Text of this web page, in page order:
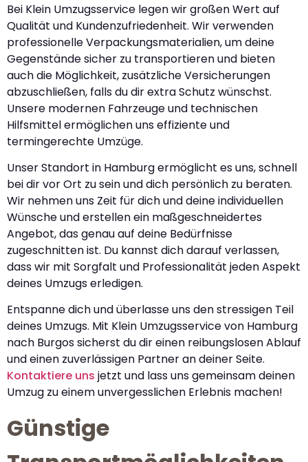
Bei Klein Umzugsservice legen wir großen Wert auf
Qualität und Kundenzufriedenheit. Wir verwenden
professionelle Verpackungsmaterialien, um deine
Gegenstände sicher zu transportieren und bieten
auch die Möglichkeit, zusätzliche Versicherungen
abzuschließen, falls du dir extra Schutz wünschst.
Unsere modernen Fahrzeuge und technischen
Hilfsmittel ermöglichen uns effiziente und
termingerechte Umzüge.
Unser Standort in Hamburg ermöglicht es uns, schnell
bei dir vor Ort zu sein und dich persönlich zu beraten.
Wir nehmen uns Zeit für dich und deine individuellen
Wünsche und erstellen ein maßgeschneidertes
Angebot, das genau auf deine Bedürfnisse
zugeschnitten ist. Du kannst dich darauf verlassen,
dass wir mit Sorgfalt und Professionalität jeden Aspekt
deines Umzugs erledigen.
Entspanne dich und überlasse uns den stressigen Teil
deines Umzugs. Mit Klein Umzugsservice von Hamburg
nach Burgos sicherst du dir einen reibungslosen Ablauf
und einen zuverlässigen Partner an deiner Seite.
Kontaktiere uns jetzt und lass uns gemeinsam deinen
Umzug zu einem unvergesslichen Erlebnis machen!
Günstige